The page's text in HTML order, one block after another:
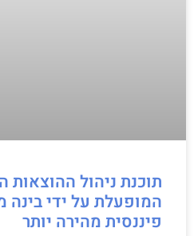
תוכנת ניהול ההוצאות
המופעלת על ידי
פיננסית מהירה יותר